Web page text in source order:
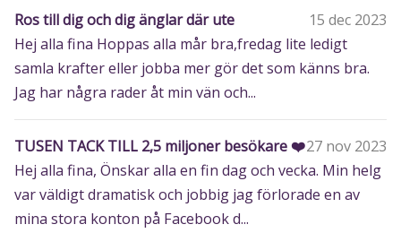
Ros till dig och dig änglar där ute
15 dec 2023
Hej alla fina Hoppas alla mår bra,fredag lite ledigt
samla krafter eller jobba mer gör det som känns bra.
Jag har några rader åt min vän och...
TUSEN TACK TILL 2,5 miljoner besökare ❤️27 nov 2023
Hej alla fina, Önskar alla en fin dag och vecka. Min helg
var väldigt dramatisk och jobbig jag förlorade en av
mina stora konton på Facebook d...